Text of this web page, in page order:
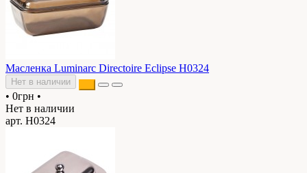
Масленка Luminarc Directoire Eclipse H0324
Нет в наличии
• 0грн •
Нет в наличии
арт. H0324